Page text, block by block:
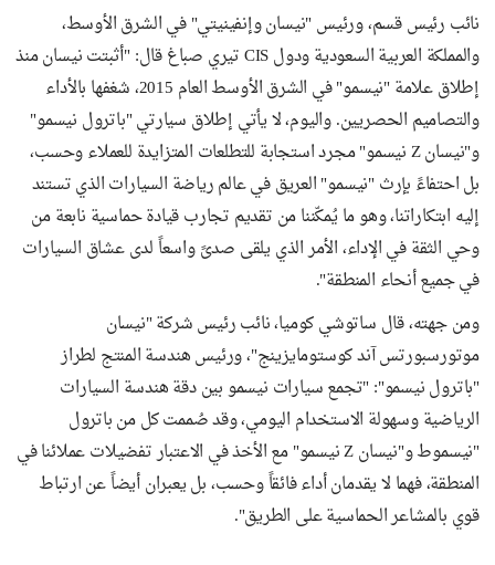
نائب رئيس قسم، ورئيس "نيسان وإنفينيتي" في الشرق الأوسط،
والمملكة العربية السعودية ودول CIS تيري صباغ قال: "أثبتت نيسان منذ
إطلاق علامة "نيسمو" في الشرق الأوسط العام 2015، شغفها بالأداء
والتصاميم الحصريين. واليوم، لا يأتي إطلاق سيارتي "باترول نيسمو"
و"نيسان Z نيسمو" مجرد استجابة للتطلعات المتزايدة للعملاء وحسب،
بل احتفاءً بإرث "نيسمو" العريق في عالم رياضة السيارات الذي تستند
إليه ابتكاراتنا، وهو ما يُمكّننا من تقديم تجارب قيادة حماسية نابعة من
وحي الثقة في الإداء، الأمر الذي يلقى صدىً واسعاً لدى عشاق السيارات
في جميع أنحاء المنطقة".
ومن جهته، قال ساتوشي كوميا، نائب رئيس شركة "نيسان
موتورسبورتس آند كوستومايزينج"، ورئيس هندسة المنتج لطراز
"باترول نيسمو": "تجمع سيارات نيسمو بين دقة هندسة السيارات
الرياضية وسهولة الاستخدام اليومي، وقد صُممت كل من باترول
"نيسموط و"نيسان Z نيسمو" مع الأخذ في الاعتبار تفضيلات عملائنا في
المنطقة، فهما لا يقدمان أداء فائقاً وحسب، بل يعبران أيضاً عن ارتباط
قوي بالمشاعر الحماسية على الطريق".